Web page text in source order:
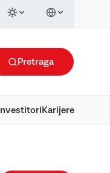
Pretraga
Investitori Karijere